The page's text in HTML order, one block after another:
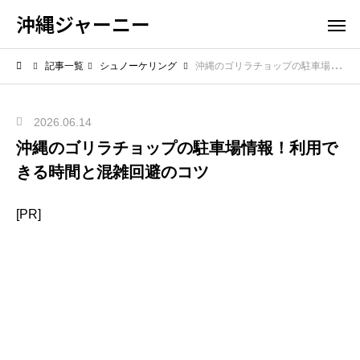
沖縄ジャーニー
記事一覧 シュノーケリング 沖縄のゴリラチョップの駐車場情報！利用できる時間と混雑回避のコツ
2026.06.14
沖縄のゴリラチョップの駐車場情報！利用で
きる時間と混雑回避のコツ
[PR]